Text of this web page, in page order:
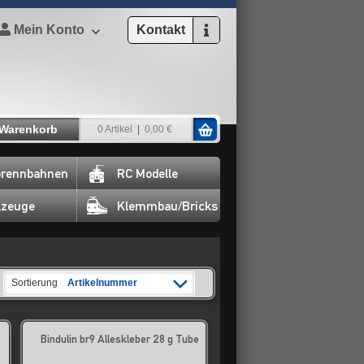
Mein Konto Kontakt
0 Artikel 0,00 €
RC Modelle
Klemmbau/Bricks
Sortierung Artikelnummer
Bindulin br9 Alleskleber 28 g Tube